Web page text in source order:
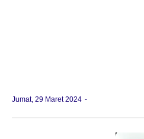
Jumat, 29 Maret 2024